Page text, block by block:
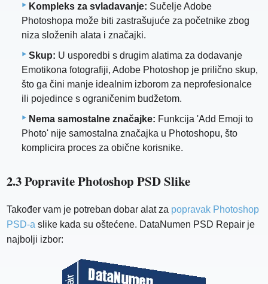
Kompleks za svladavanje: Sučelje Adobe
Photoshopa može biti zastrašujuće za početnike zbog
niza složenih alata i značajki.
Skup: U usporedbi s drugim alatima za dodavanje
Emotikona fotografiji, Adobe Photoshop je prilično skup,
što ga čini manje idealnim izborom za neprofesionalce
ili pojedince s ograničenim budžetom.
Nema samostalne značajke: Funkcija 'Add Emoji to
Photo' nije samostalna značajka u Photoshopu, što
komplicira proces za obične korisnike.
2.3 Popravite Photoshop PSD Slike
Također vam je potreban dobar alat za popravak Photoshop
PSD-a slike kada su oštećene. DataNumen PSD Repair je
najbolji izbor: